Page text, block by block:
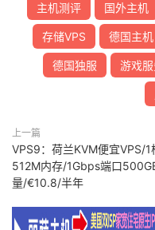
主机测评 国外主机
存储VPS 德国主机
德国独服 游戏
上一篇
VPS9：荷兰KVM便宜VPS/1
512M内存/1Gbps端口
量/€10.8/半年